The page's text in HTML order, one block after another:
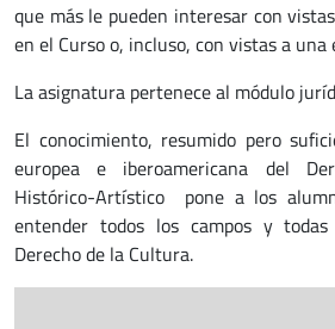
que más le pueden interesar con
en el Curso o, incluso, con vistas a
La asignatura pertenece al módulo
El conocimiento, resumido pero
europea e iberoamericana del
Histórico-Artístico pone a los
entender todos los campos y
Derecho de la Cultura.